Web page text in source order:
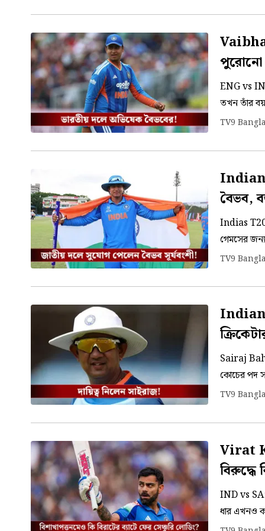
পুরোনো
ENG vs
তখন তাঁর
ইউনিস। সেই
TV9 Bangla
Indian
বৈভব,
Indias T20
গেমসের
দলে সুযোগ
TV9 Bangla
Indian
Sairaj
কোচের পদ
বিসিসিআই-
TV9 Bangla
Virat
বিরুদ্ধে
IND vs SA:
ধার এখনও